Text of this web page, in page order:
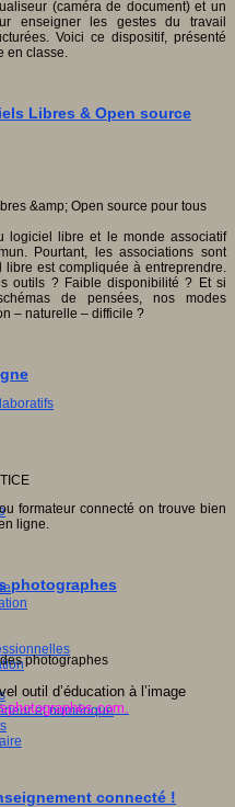
et numérique
(caméra de document) et un
enseigner les gestes du travail
Voici ce dispositif, présenté
en classe.
Libres & Open source
logiciel libre et le monde associatif
Pourtant, les associations sont
est compliquée à entreprendre.
outils ? Faible disponibilité ? Et si
de pensées, nos modes
– naturelle – difficile ?
formateur connecté on trouve bien
ligne.
photographes
outil d’éducation à l’image
connecté !